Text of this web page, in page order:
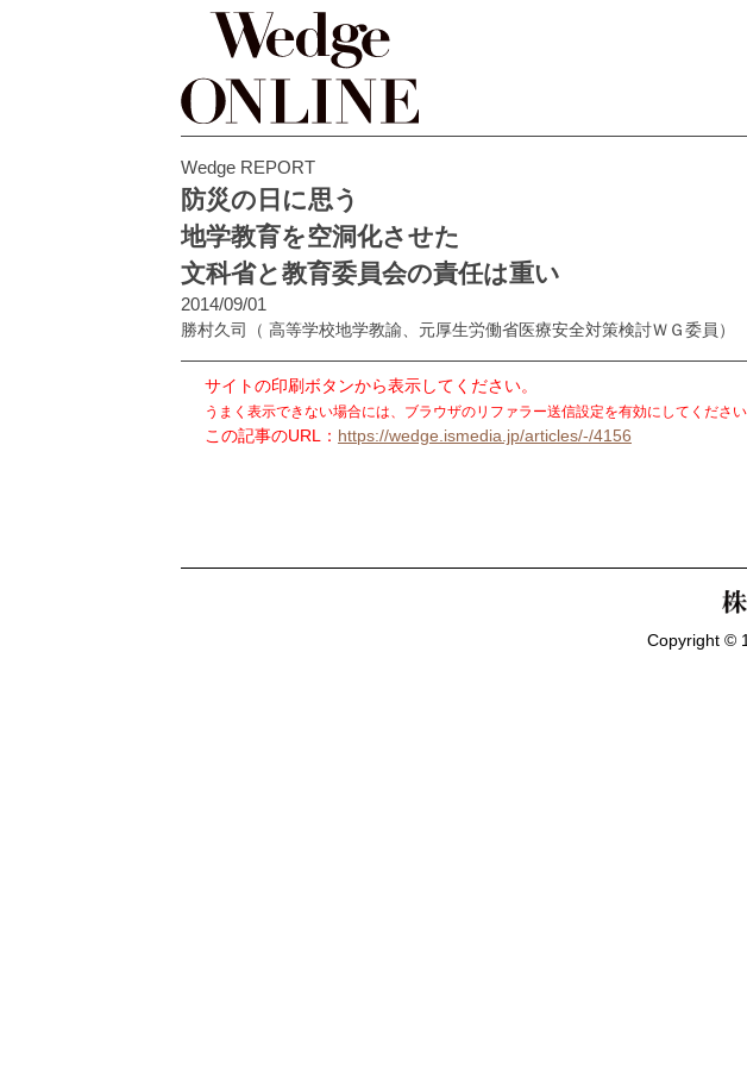
Wedge REPORT
防災の日に思う
地学教育を空洞化させた
文科省と教育委員会の責任は重い
2014/09/01
勝村久司 （ 高等学校地学教諭、元厚生労働省医療安全対策検討ＷＧ委員）
サイトの印刷ボタンから表示してください。
うまく表示できない場合には、ブラウザのリファラー送信設定を有効にしてください
この記事のURL： https://wedge.ismedia.jp/articles/-/4156
Copyright ©